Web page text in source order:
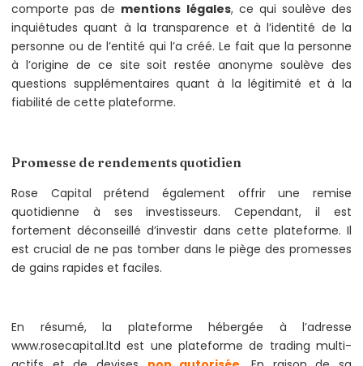
comporte pas de mentions légales, ce qui soulève des
inquiétudes quant à la transparence et à l’identité de la
personne ou de l’entité qui l’a créé. Le fait que la personne
à l’origine de ce site soit restée anonyme soulève des
questions supplémentaires quant à la légitimité et à la
fiabilité de cette plateforme.
Promesse de rendements quotidien
Rose Capital prétend également offrir une remise
quotidienne à ses investisseurs. Cependant, il est
fortement déconseillé d’investir dans cette plateforme. Il
est crucial de ne pas tomber dans le piège des promesses
de gains rapides et faciles.
En résumé, la plateforme hébergée à l’adresse
www.rosecapital.ltd est une plateforme de trading multi-